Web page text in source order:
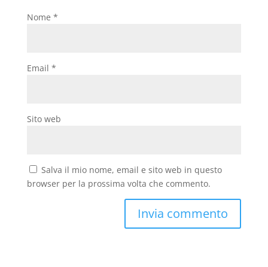
Nome *
Email *
Sito web
Salva il mio nome, email e sito web in questo
browser per la prossima volta che commento.